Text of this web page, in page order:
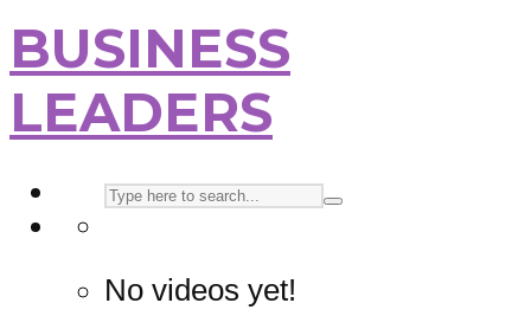
BUSINESS
LEADERS
No videos yet!